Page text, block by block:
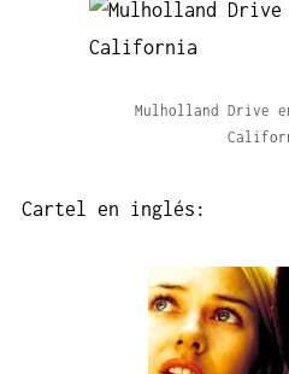
Mulholland Drive
Cartel en inglés: